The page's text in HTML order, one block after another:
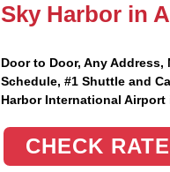
Sky Harbor in
Door to Door, Any Address,
Schedule, #1 Shuttle and
Harbor International Airport
CHECK